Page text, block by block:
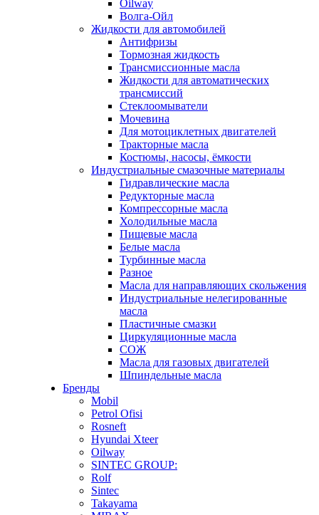
Oilway
Волга-Ойл
Жидкости для автомобилей
Антифризы
Тормозная жидкость
Трансмиссионные масла
Жидкости для автоматических
трансмиссий
Стеклоомыватели
Мочевина
Для мотоциклетных двигателей
Тракторные масла
Костюмы, насосы, ёмкости
Индустриальные смазочные материалы
Гидравлические масла
Редукторные масла
Компрессорные масла
Холодильные масла
Пищевые масла
Белые масла
Турбинные масла
Разное
Масла для направляющих скольжения
Индустриальные нелегированные
масла
Пластичные смазки
Циркуляционные масла
СОЖ
Масла для газовых двигателей
Шпиндельные масла
Бренды
Mobil
Petrol Ofisi
Rosneft
Hyundai Xteer
Oilway
SINTEC GROUP:
Rolf
Sintec
Takayama